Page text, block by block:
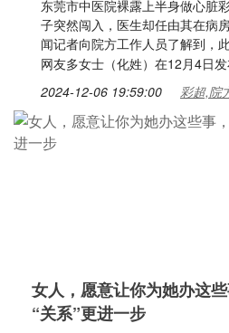
东莞市中医院裸露上半身做心脏
子突然闯入，医生却任由其在病
闻记者向院方工作人员了解到，
网友多女士（化姓）在12月4日
2024-12-06 19:59:00 彩超,院
女人，愿意让你为她办这
“关系”更进一步